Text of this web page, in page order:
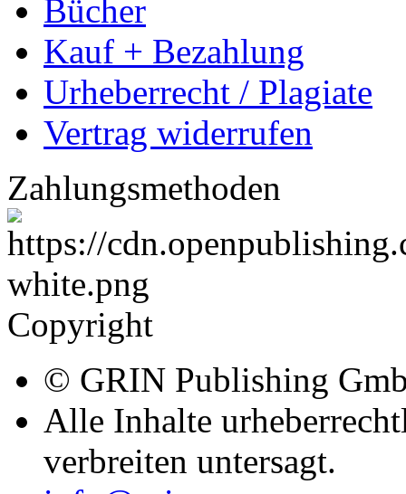
Ihre Dissertation
Dissertation veredeln
Eigenexemplare günstig
Leser & Käufer
Wissen finden
E-Books
Bücher
Kauf + Bezahlung
Urheberrecht / Plagiate
Vertrag widerrufen
Zahlungsmethoden